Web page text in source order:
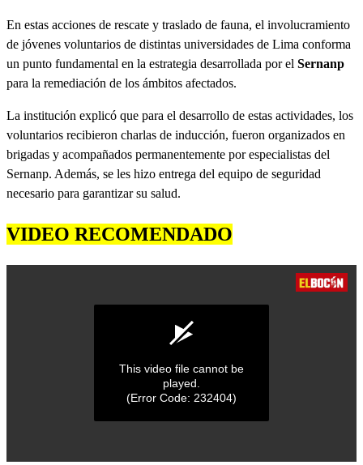
En estas acciones de rescate y traslado de fauna, el involucramiento
de jóvenes voluntarios de distintas universidades de Lima conforma
un punto fundamental en la estrategia desarrollada por el Sernanp
para la remediación de los ámbitos afectados.
La institución explicó que para el desarrollo de estas actividades, los
voluntarios recibieron charlas de inducción, fueron organizados en
brigadas y acompañados permanentemente por especialistas del
Sernanp. Además, se les hizo entrega del equipo de seguridad
necesario para garantizar su salud.
VIDEO RECOMENDADO
This video file cannot be
played.
(Error Code: 232404)